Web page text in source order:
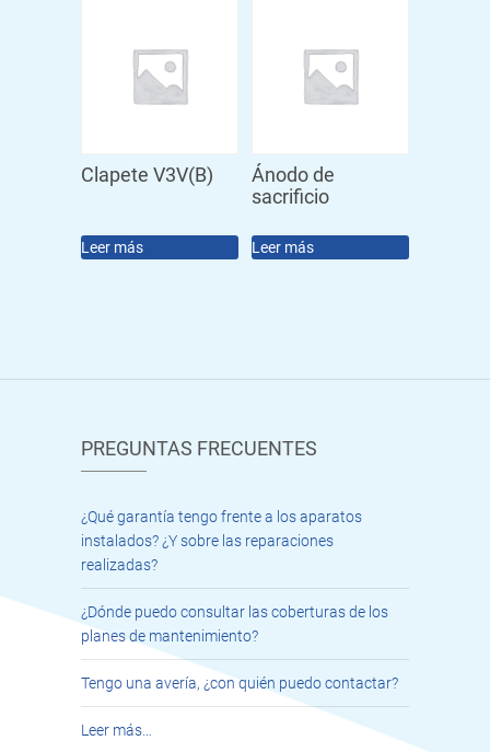
Clapete V3V(B)
Leer más
Ánodo de
sacrificio
Leer más
PREGUNTAS FRECUENTES
¿Qué garantía tengo frente a los aparatos
instalados? ¿Y sobre las reparaciones
realizadas?
¿Dónde puedo consultar las coberturas de los
planes de mantenimiento?
Tengo una avería, ¿con quién puedo contactar?
Leer más…